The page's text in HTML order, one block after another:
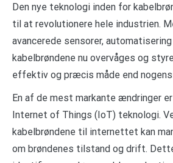
Den nye teknologi inden for
til at revolutionere hele industrien.
avancerede sensorer,
kabelbrøndene nu overvåges og
effektiv og præcis måde end
En af de mest markante ændringer
Internet of Things (IoT) teknologi.
kabelbrøndene til internettet kan
om brøndenes tilstand og drift.